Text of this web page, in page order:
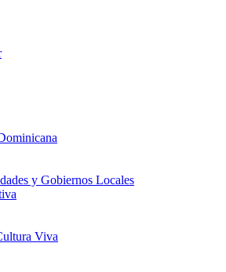
y Gobiernos Locales
Viva